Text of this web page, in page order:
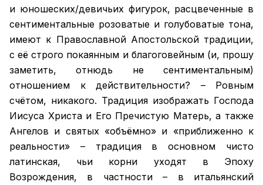
и юношеских/девичьих фигурок, расцвеченные в
сентиментальные розоватые и голубоватые тона,
имеют к Православной Апостольской традиции,
с её строго покаянным и благоговейным (и, прошу
заметить, отнюдь не сентиментальным)
отношением к действительности? – Ровным
счётом, никакого. Традиция изображать Господа
Иисуса Христа и Его Пречистую Матерь, а также
Ангелов и святых «объёмно» и «приближенно к
реальности» – традиция в основном чисто
латинская, чьи корни уходят в Эпоху
Возрождения, в частности – в итальянский